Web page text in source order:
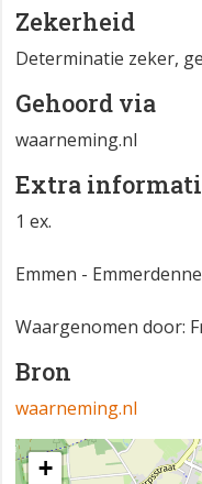
Zekerheid
Determinatie zeker,
Gehoord via
waarneming.nl
Extra
1 ex.
Emmen -
Waargenomen door:
Bron
waarneming.nl
+